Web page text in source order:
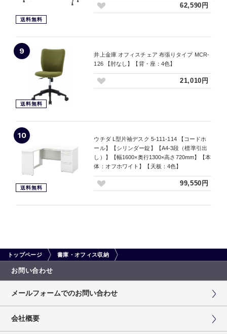
送料無料
62,590円
9
送料無料
井上金庫 オフィスチェア 布張りタイプ MCR-
126 【肘なし】【背・座：4色】
21,010円
10
送料無料
ウチダ L型片袖デスク 5-111-114 【コードホ
ール】【シリンダー錠】【A4-3段（標準引出
し）】【幅1600×奥行1300×高さ720mm】【本
体：オフホワイト】【天板：4色】
99,550円
トップページ 書庫・オフィス収納
お問い合わせ
メールフォームでのお問い合わせ
会社概要